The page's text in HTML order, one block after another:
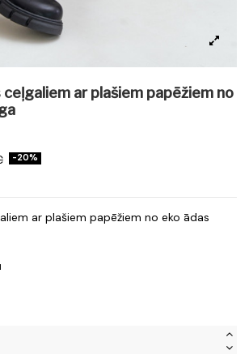
ceļgaliem ar plašiem papēžiem no
-20%
ar plašiem papēžiem no eko ādas